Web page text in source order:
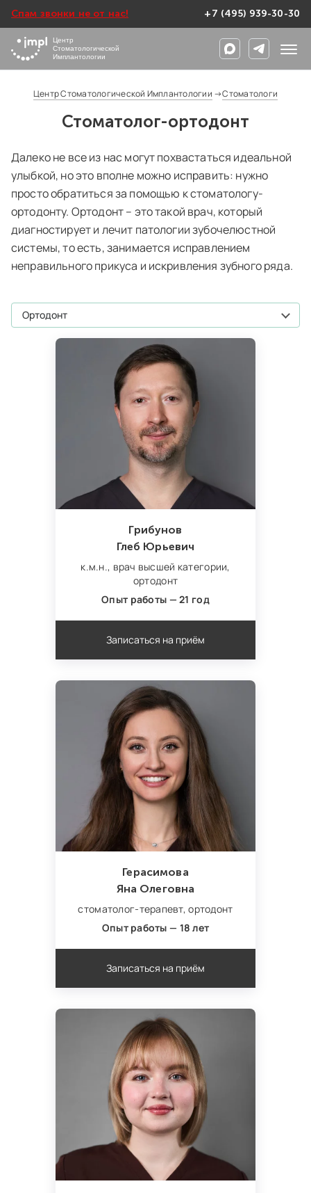
Спам звонки не от нас! +7 (495) 939-30-30
Центр
Стоматологической
Имплантологии
Центр Стоматологической Имплантологии →Стоматологи
Стоматолог-ортодонт
Далеко не все из нас могут похвастаться идеальной
улыбкой, но это вполне можно исправить: нужно
просто обратиться за помощью к стоматологу-
ортодонту. Ортодонт – это такой врач, который
диагностирует и лечит патологии зубочелюстной
системы, то есть, занимается исправлением
неправильного прикуса и искривления зубного ряда.
ортодонт
Грибунов
Глеб Юрьевич
к.м.н., врач высшей категории,
ортодонт
Опыт работы — 21 год
Записаться на приём
Герасимова
Яна Олеговна
стоматолог-терапевт,ортодонт
Опыт работы — 18 лет
Записаться на приём